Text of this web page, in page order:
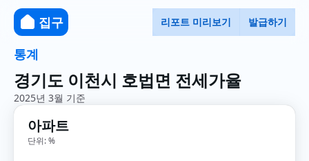
집구 리포트 미리보기 발급하기
통계
경기도 이천시 호법면 전세가율
2025년 3월 기준
아파트
단위: %